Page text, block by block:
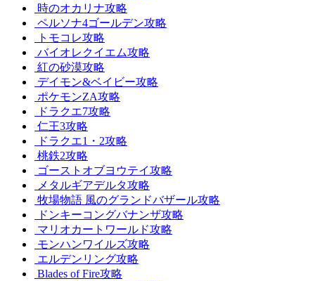
時のオカリナ攻略
ペルソナ4ゴールデン攻略
トモコレ攻略
バイオレクイエム攻略
紅の砂漠攻略
デイモン&ベイビー攻略
ポケモンZA攻略
ドラクエ7攻略
仁王3攻略
ドラクエ1・2攻略
桃鉄2攻略
ゴーストオブヨウテイ攻略
メタルギアデルタ攻略
牧場物語 風のグランドバザール攻略
ドンキーコングバナンザ攻略
マリオカートワールド攻略
モンハンワイルズ攻略
エルデンリング攻略
Blades of Fire攻略